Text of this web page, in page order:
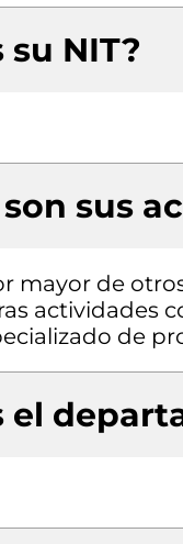
su NIT?
son sus
mayor de
actividades
de
el